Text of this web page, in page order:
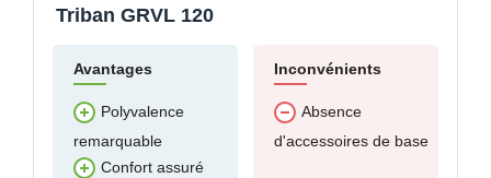
Triban GRVL 120
Avantages
Polyvalence
remarquable
Confort assuré
Inconvénients
Absence
d'accessoires de base